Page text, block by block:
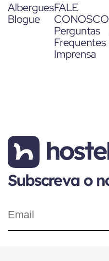
Albergues
Blogue
FALE
CONOSCO
Perguntas
Frequentes
Imprensa
Subscreva o